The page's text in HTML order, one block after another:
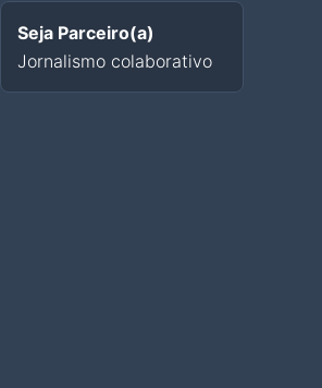
Seja Parceiro(a)
Jornalismo colaborativo